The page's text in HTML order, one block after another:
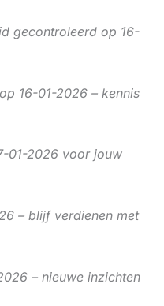
gecontroleerd op 16-
16-01-2026 – kennis
01-2026 voor jouw
– blijf verdienen met
– nieuwe inzichten